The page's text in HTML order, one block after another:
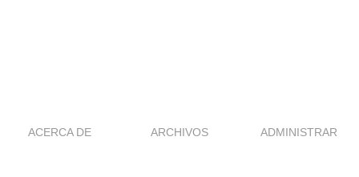
ACERCA DE ARCHIVOS ADMINISTRAR